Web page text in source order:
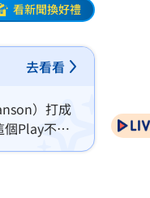
看新聞換好禮
去看看
）打成
個Play不但